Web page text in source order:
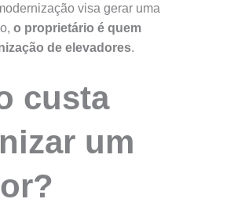
visa gerar uma
o proprietário é quem
de elevadores.
custa
um